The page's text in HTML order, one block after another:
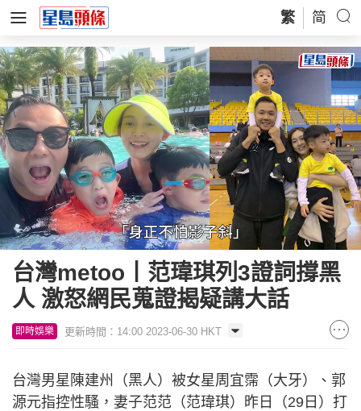
繁 简
Unmute Loaded:
55.23%
台灣metoo丨范瑋琪列3證詞撐黑
人 激怒網民蒐證揭疑講大話
即時娛樂 更新時間：14:00 2023-06-30 HKT
台灣男星陳建州（黑人）被女星周宜霈（大牙）、郭
源元指控性騷，妻子范范（范瑋琪）昨日（29日）打